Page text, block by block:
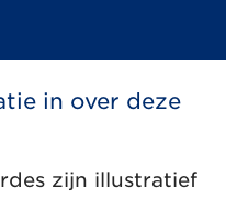
in over deze
zijn illustratief